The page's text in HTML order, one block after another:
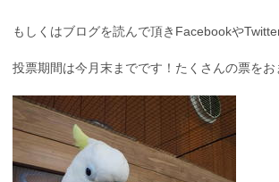
もしくはブログを読んで頂きFacebookや
投票期間は今月末までです！たくさんの票をお